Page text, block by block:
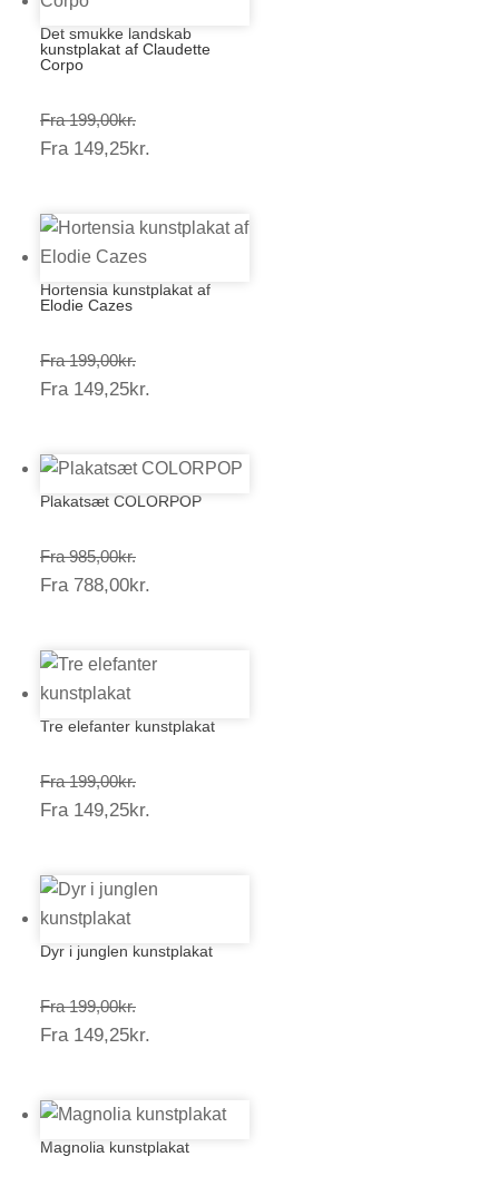
Det smukke landskab
kunstplakat af Claudette
Corpo
Fra 199,00kr.Prisinterval:
199,00kr.
Fra 149,25kr.
Hortensia kunstplakat af
Elodie Cazes
Fra 199,00kr.Prisinterval:
199,00kr.
Fra 149,25kr.
Plakatsæt COLORPOP
Fra 985,00kr.Prisinterval:
985,00kr.
Fra 788,00kr.
Tre elefanter kunstplakat
Fra 199,00kr.Prisinterval:
199,00kr.
Fra 149,25kr.
Dyr i junglen kunstplakat
Fra 199,00kr.Prisinterval:
199,00kr.
Fra 149,25kr.
Magnolia kunstplakat